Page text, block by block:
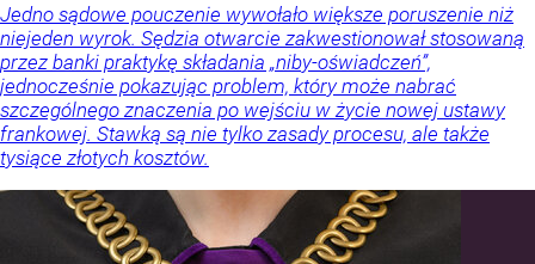
Jedno sądowe pouczenie wywołało większe poruszenie niż
niejeden wyrok. Sędzia otwarcie zakwestionował stosowaną
przez banki praktykę składania „niby-oświadczeń”,
jednocześnie pokazując problem, który może nabrać
szczególnego znaczenia po wejściu w życie nowej ustawy
frankowej. Stawką są nie tylko zasady procesu, ale także
tysiące złotych kosztów.